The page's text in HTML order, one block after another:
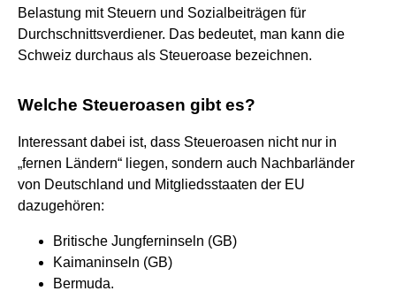
Belastung mit Steuern und Sozialbeiträgen für
Durchschnittsverdiener. Das bedeutet, man kann die
Schweiz durchaus als Steueroase bezeichnen.
Welche Steueroasen gibt es?
Interessant dabei ist, dass Steueroasen nicht nur in
„fernen Ländern“ liegen, sondern auch Nachbarländer
von Deutschland und Mitgliedsstaaten der EU
dazugehören:
Britische Jungferninseln (GB)
Kaimaninseln (GB)
Bermuda.